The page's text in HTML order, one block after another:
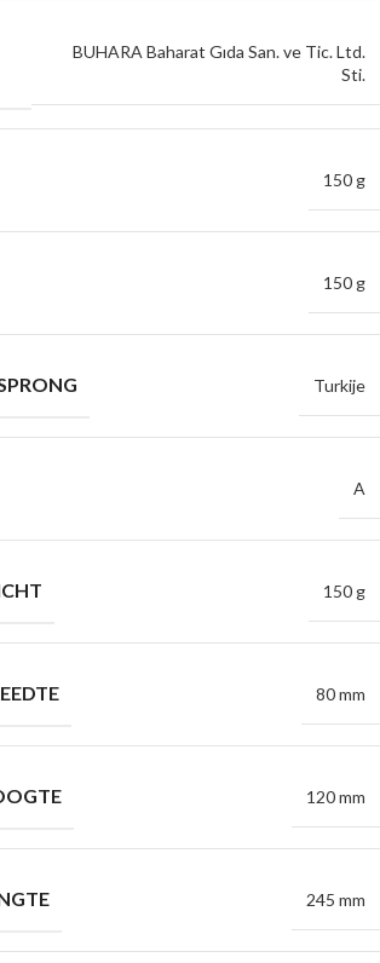
BUHARA Baharat Gıda San. ve Tic. Ltd.
Sti.
150 g
150 g
Turkije
A
150 g
80 mm
120 mm
245 mm